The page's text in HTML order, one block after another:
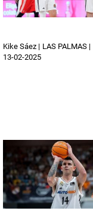
Kike Sáez LAS PALMAS
13-02-2025